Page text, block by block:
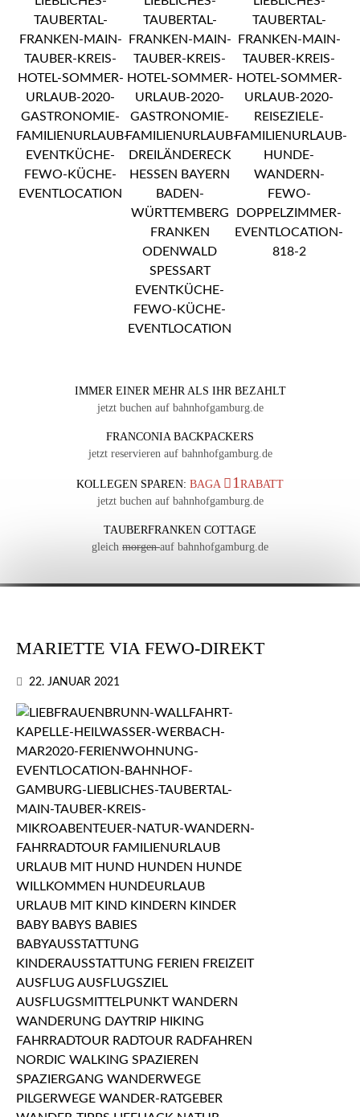
IMMER EINER MEHR ALS IHR BEZAHLT
jetzt buchen auf bahnhofgamburg.de
FRANCONIA BACKPACKERS
jetzt reservieren auf bahnhofgamburg.de
KOLLEGEN SPAREN:BAGA 1 RABATT
jetzt buchen auf bahnhofgamburg.de
TAUBERFRANKEN COTTAGE
gleich morgenauf bahnhofgamburg.de
MARIETTE VIA FEWO-DIREKT
22. JANUAR 2021